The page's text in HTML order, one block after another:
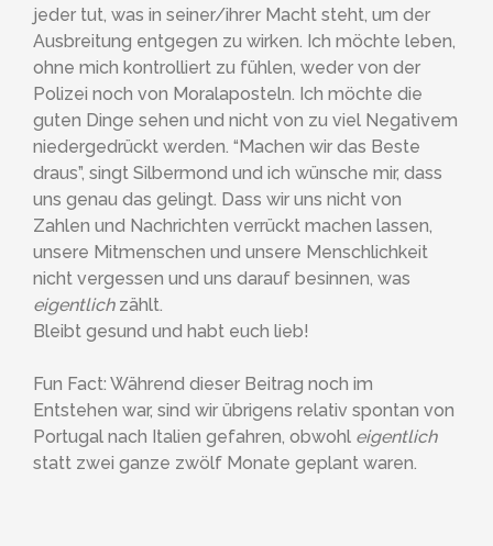
jeder tut, was in seiner/ihrer Macht steht, um der
Ausbreitung entgegen zu wirken. Ich möchte leben,
ohne mich kontrolliert zu fühlen, weder von der
Polizei noch von Moralaposteln. Ich möchte die
guten Dinge sehen und nicht von zu viel Negativem
niedergedrückt werden. “Machen wir das Beste
draus”, singt Silbermond und ich wünsche mir, dass
uns genau das gelingt. Dass wir uns nicht von
Zahlen und Nachrichten verrückt machen lassen,
unsere Mitmenschen und unsere Menschlichkeit
nicht vergessen und uns darauf besinnen, was
eigentlich zählt.
Bleibt gesund und habt euch lieb!
Fun Fact: Während dieser Beitrag noch im
Entstehen war, sind wir übrigens relativ spontan von
Portugal nach Italien gefahren, obwohl eigentlich
statt zwei ganze zwölf Monate geplant waren.